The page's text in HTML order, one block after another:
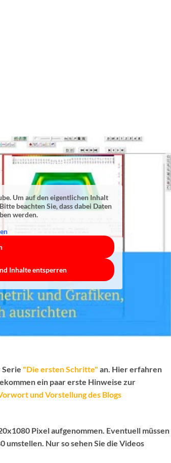
. Um auf den eigentlichen Inhalt
beachten Sie, dass dabei Daten
werden.
Inhalte entsperren
Serie "Die ersten Schritte" an. Hier erfahren
ein paar erste Hinweise zur
und Vorstellung des Blogs
Pixel aufgenommen. Eventuell müssen
umstellen. Nur so sehen Sie die Videos